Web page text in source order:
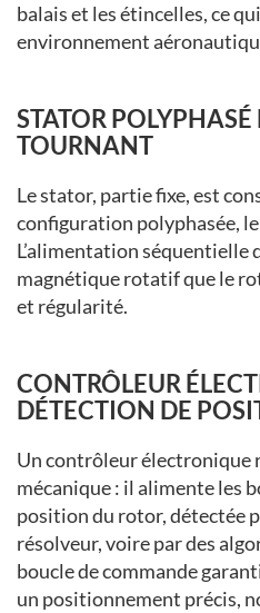
balais et les étincelles, ce
environnement
STATOR
TOURNANT
Le stator, partie fixe, est
configuration polyphasée,
L’alimentation séquentielle
magnétique rotatif que le
et régularité.
CONTRÔLEUR
DÉTECTION DE
Un contrôleur électronique
mécanique : il alimente les
position du rotor, détectée
résolveur, voire par des
boucle de commande
un positionnement précis,